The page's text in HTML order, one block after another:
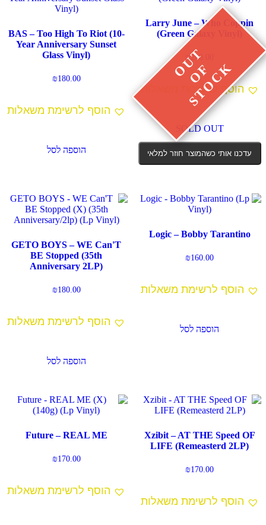
Larry June – Who Coppin
(Green Galaxy Vinyl)
₪200.00
הוסף לרשימת משאלות
SOLD OUT
עדכנו אותי כשהמוצר חוזר למלאי
BAS – Too High To Riot (10-
Year Anniversary Sunset
Glass Vinyl)
₪180.00
הוסף לרשימת משאלות
הוספה לסל
Logic – Bobby Tarantino
₪160.00
הוסף לרשימת משאלות
הוספה לסל
GETO BOYS – WE Can'T
BE Stopped (35th
Anniversary 2LP)
₪180.00
הוסף לרשימת משאלות
הוספה לסל
Xzibit – AT THE Speed OF
LIFE (Remeasterd 2LP)
₪170.00
הוסף לרשימת משאלות
Future – REAL ME
₪170.00
הוסף לרשימת משאלות